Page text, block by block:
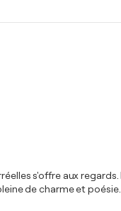
s'offre aux
de charme et poésie.